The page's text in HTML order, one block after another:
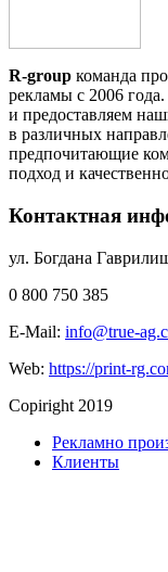
R-group команда
рекламы с 2006
и предоставляем
в различных
предпочитающие
подход и
Контактная
ул. Богдана
0 800 750 385
E-Mail: info@true-
Web: https://print-
Copiright 2019
Рекламно
Клиенты